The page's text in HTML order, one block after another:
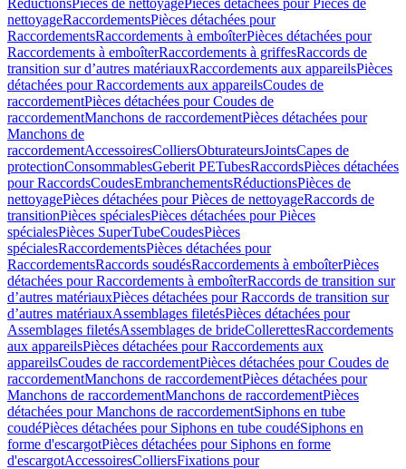
RéductionsPièces de nettoyagePièces détachées pour Pièces de
nettoyageRaccordementsPièces détachées pour
RaccordementsRaccordements à emboîterPièces détachées pour
Raccordements à emboîterRaccordements à griffesRaccords de
transition sur d’autres matériauxRaccordements aux appareilsPièces
détachées pour Raccordements aux appareilsCoudes de
raccordementPièces détachées pour Coudes de
raccordementManchons de raccordementPièces détachées pour
Manchons de
raccordementAccessoiresColliersObturateursJointsCapes de
protectionConsommablesGeberit PETubesRaccordsPièces détachées
pour RaccordsCoudesEmbranchementsRéductionsPièces de
nettoyagePièces détachées pour Pièces de nettoyageRaccords de
transitionPièces spécialesPièces détachées pour Pièces
spécialesPièces SuperTubeCoudesPièces
spécialesRaccordementsPièces détachées pour
RaccordementsRaccords soudésRaccordements à emboîterPièces
détachées pour Raccordements à emboîterRaccords de transition sur
d’autres matériauxPièces détachées pour Raccords de transition sur
d’autres matériauxAssemblages filetésPièces détachées pour
Assemblages filetésAssemblages de brideCollerettesRaccordements
aux appareilsPièces détachées pour Raccordements aux
appareilsCoudes de raccordementPièces détachées pour Coudes de
raccordementManchons de raccordementPièces détachées pour
Manchons de raccordementManchons de raccordementPièces
détachées pour Manchons de raccordementSiphons en tube
coudéPièces détachées pour Siphons en tube coudéSiphons en
forme d'escargotPièces détachées pour Siphons en forme
d'escargotAccessoiresColliersFixations pour